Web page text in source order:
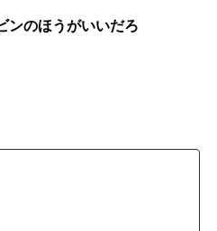
ンのほうがいいだろ